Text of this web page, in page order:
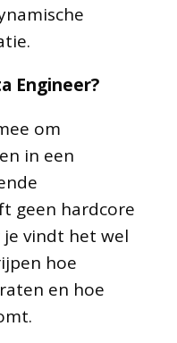
Engineer?
om
in een
geen hardcore
vindt het wel
hoe
en hoe